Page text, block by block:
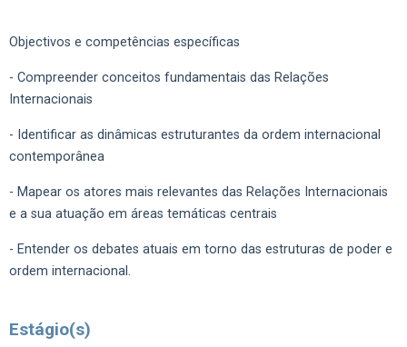
Objectivos e competências específicas
- Compreender conceitos fundamentais das Relações
Internacionais
- Identificar as dinâmicas estruturantes da ordem internacional
contemporânea
- Mapear os atores mais relevantes das Relações Internacionais
e a sua atuação em áreas temáticas centrais
- Entender os debates atuais em torno das estruturas de poder e
ordem internacional.
Estágio(s)